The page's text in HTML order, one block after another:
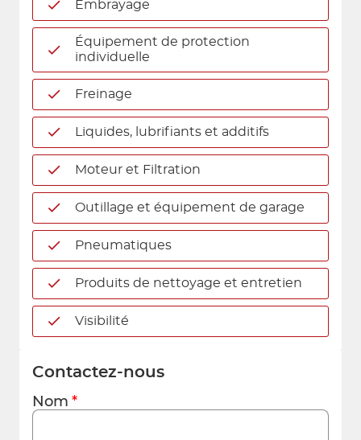
Embrayage
Équipement de protection
individuelle
Freinage
Liquides, lubrifiants et additifs
Moteur et Filtration
Outillage et équipement de garage
Pneumatiques
Produits de nettoyage et entretien
Visibilité
Contactez-nous
Nom